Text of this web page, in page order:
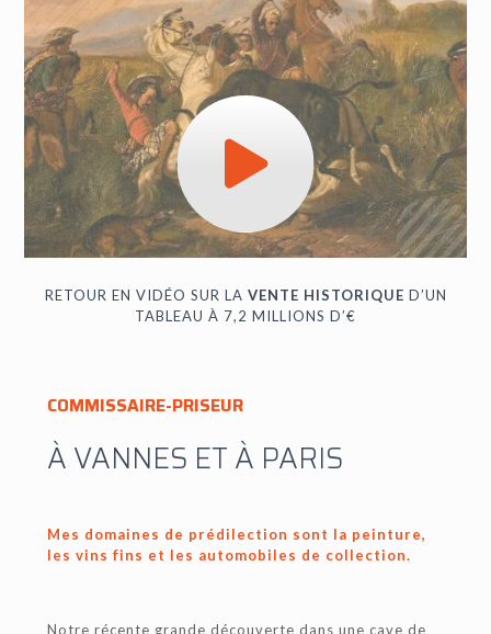
RETOUR EN VIDÉO SUR LA VENTE HISTORIQUE D’UN
TABLEAU À 7,2 MILLIONS D’€
COMMISSAIRE-PRISEUR
À VANNES ET À PARIS
Mes domaines de prédilection sont la peinture,
les vins fins et les automobiles de collection.
Notre récente grande découverte dans une cave de